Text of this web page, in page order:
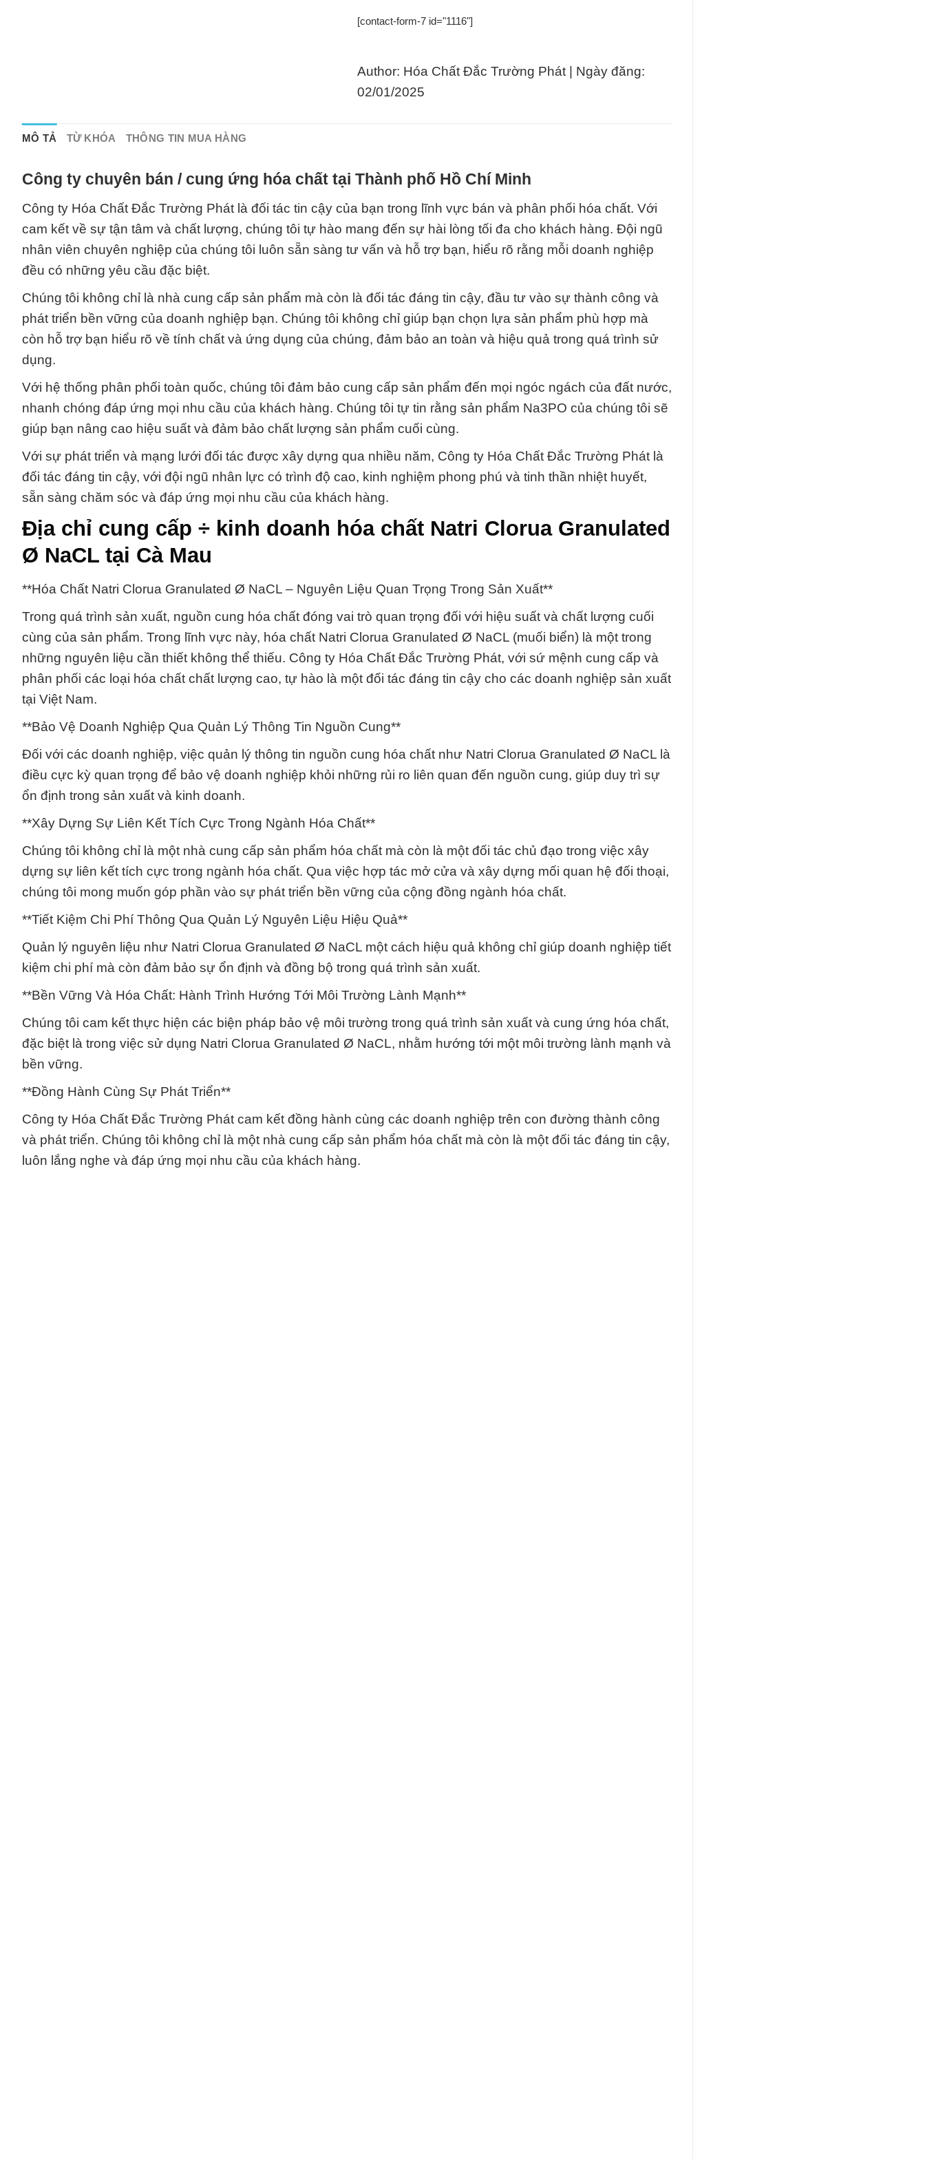
[contact-form-7 id="1116"]
Author: Hóa Chất Đắc Trường Phát | Ngày đăng:
02/01/2025
MÔ TẢ TỪ KHÓA THÔNG TIN MUA HÀNG
Công ty chuyên bán / cung ứng hóa chất tại Thành phố Hồ Chí Minh
Công ty Hóa Chất Đắc Trường Phát là đối tác tin cậy của bạn trong lĩnh vực bán và phân phối hóa chất. Với
cam kết về sự tận tâm và chất lượng, chúng tôi tự hào mang đến sự hài lòng tối đa cho khách hàng. Đội ngũ
nhân viên chuyên nghiệp của chúng tôi luôn sẵn sàng tư vấn và hỗ trợ bạn, hiểu rõ rằng mỗi doanh nghiệp
đều có những yêu cầu đặc biệt.
Chúng tôi không chỉ là nhà cung cấp sản phẩm mà còn là đối tác đáng tin cậy, đầu tư vào sự thành công và
phát triển bền vững của doanh nghiệp bạn. Chúng tôi không chỉ giúp bạn chọn lựa sản phẩm phù hợp mà
còn hỗ trợ bạn hiểu rõ về tính chất và ứng dụng của chúng, đảm bảo an toàn và hiệu quả trong quá trình sử
dụng.
Với hệ thống phân phối toàn quốc, chúng tôi đảm bảo cung cấp sản phẩm đến mọi ngóc ngách của đất nước,
nhanh chóng đáp ứng mọi nhu cầu của khách hàng. Chúng tôi tự tin rằng sản phẩm Na3PO của chúng tôi sẽ
giúp bạn nâng cao hiệu suất và đảm bảo chất lượng sản phẩm cuối cùng.
Với sự phát triển và mạng lưới đối tác được xây dựng qua nhiều năm, Công ty Hóa Chất Đắc Trường Phát là
đối tác đáng tin cậy, với đội ngũ nhân lực có trình độ cao, kinh nghiệm phong phú và tinh thần nhiệt huyết,
sẵn sàng chăm sóc và đáp ứng mọi nhu cầu của khách hàng.
Địa chỉ cung cấp ÷ kinh doanh hóa chất Natri Clorua Granulated
Ø NaCL tại Cà Mau
**Hóa Chất Natri Clorua Granulated Ø NaCL – Nguyên Liệu Quan Trọng Trong Sản Xuất**
Trong quá trình sản xuất, nguồn cung hóa chất đóng vai trò quan trọng đối với hiệu suất và chất lượng cuối
cùng của sản phẩm. Trong lĩnh vực này, hóa chất Natri Clorua Granulated Ø NaCL (muối biển) là một trong
những nguyên liệu cần thiết không thể thiếu. Công ty Hóa Chất Đắc Trường Phát, với sứ mệnh cung cấp và
phân phối các loại hóa chất chất lượng cao, tự hào là một đối tác đáng tin cậy cho các doanh nghiệp sản xuất
tại Việt Nam.
**Bảo Vệ Doanh Nghiệp Qua Quản Lý Thông Tin Nguồn Cung**
Đối với các doanh nghiệp, việc quản lý thông tin nguồn cung hóa chất như Natri Clorua Granulated Ø NaCL là
điều cực kỳ quan trọng để bảo vệ doanh nghiệp khỏi những rủi ro liên quan đến nguồn cung, giúp duy trì sự
ổn định trong sản xuất và kinh doanh.
**Xây Dựng Sự Liên Kết Tích Cực Trong Ngành Hóa Chất**
Chúng tôi không chỉ là một nhà cung cấp sản phẩm hóa chất mà còn là một đối tác chủ đạo trong việc xây
dựng sự liên kết tích cực trong ngành hóa chất. Qua việc hợp tác mở cửa và xây dựng mối quan hệ đối thoại,
chúng tôi mong muốn góp phần vào sự phát triển bền vững của cộng đồng ngành hóa chất.
**Tiết Kiệm Chi Phí Thông Qua Quản Lý Nguyên Liệu Hiệu Quả**
Quản lý nguyên liệu như Natri Clorua Granulated Ø NaCL một cách hiệu quả không chỉ giúp doanh nghiệp tiết
kiệm chi phí mà còn đảm bảo sự ổn định và đồng bộ trong quá trình sản xuất.
**Bền Vững Và Hóa Chất: Hành Trình Hướng Tới Môi Trường Lành Mạnh**
Chúng tôi cam kết thực hiện các biện pháp bảo vệ môi trường trong quá trình sản xuất và cung ứng hóa chất,
đặc biệt là trong việc sử dụng Natri Clorua Granulated Ø NaCL, nhằm hướng tới một môi trường lành mạnh và
bền vững.
**Đồng Hành Cùng Sự Phát Triển**
Công ty Hóa Chất Đắc Trường Phát cam kết đồng hành cùng các doanh nghiệp trên con đường thành công
và phát triển. Chúng tôi không chỉ là một nhà cung cấp sản phẩm hóa chất mà còn là một đối tác đáng tin cậy,
luôn lắng nghe và đáp ứng mọi nhu cầu của khách hàng.